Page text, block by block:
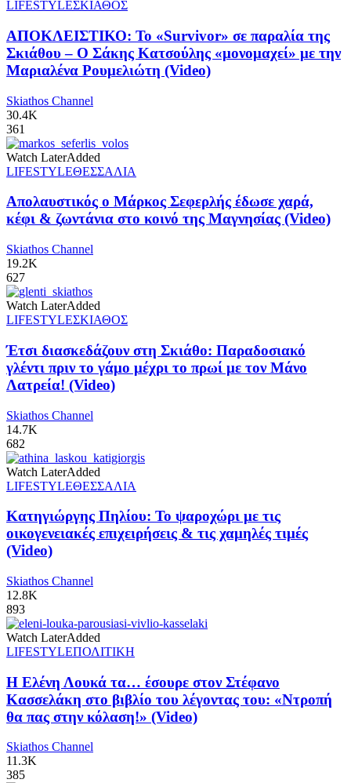
LIFESTYLEΣΚΙΑΘΟΣ
ΑΠΟΚΛΕΙΣΤΙΚΟ: Το «Survivor» σε παραλία της
Σκιάθου – Ο Σάκης Κατσούλης «μονομαχεί» με την
Μαριαλένα Ρουμελιώτη (Video)
Skiathos Channel
30.4K
361
Watch LaterAdded
LIFESTYLEΘΕΣΣΑΛΙΑ
Απολαυστικός ο Μάρκος Σεφερλής έδωσε χαρά,
κέφι & ζωντάνια στο κοινό της Μαγνησίας (Video)
Skiathos Channel
19.2K
627
Watch LaterAdded
LIFESTYLEΣΚΙΑΘΟΣ
Έτσι διασκεδάζουν στη Σκιάθο: Παραδοσιακό
γλέντι πριν το γάμο μέχρι το πρωί με τον Μάνο
Λατρεία! (Video)
Skiathos Channel
14.7K
682
Watch LaterAdded
LIFESTYLEΘΕΣΣΑΛΙΑ
Κατηγιώργης Πηλίου: Το ψαροχώρι με τις
οικογενειακές επιχειρήσεις & τις χαμηλές τιμές
(Video)
Skiathos Channel
12.8K
893
Watch LaterAdded
LIFESTYLEΠΟΛΙΤΙΚΗ
Η Ελένη Λουκά τα… έσουρε στον Στέφανο
Κασσελάκη στο βιβλίο του λέγοντας του: «Ντροπή
θα πας στην κόλαση!» (Video)
Skiathos Channel
11.3K
385